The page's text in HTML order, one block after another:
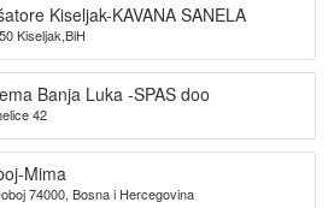
Kiseljak-KAVANA SANELA
Kiseljak,BiH
Banja Luka -SPAS doo
42
Mima
74000, Bosna i Hercegovina